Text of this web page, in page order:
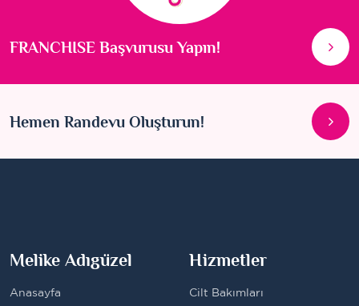
FRANCHISE Başvurusu Yapın!
Hemen Randevu Oluşturun!
Melike Adıgüzel
Anasayfa
Hizmetler
Cilt Bakımları